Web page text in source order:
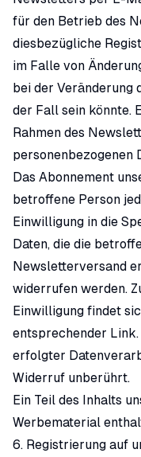
für den Betrieb des
diesbezügliche
im Falle von
bei der Veränderung
der Fall sein könnte.
Rahmen des
personenbezogenen
Das Abonnement
betroffene Person
Einwilligung in die
Daten, die die
Newsletterversand
widerrufen werden.
Einwilligung findet
entsprechender
erfolgter
Widerruf unberührt.
Ein Teil des Inhalts
Werbematerial
6. Registrierung auf